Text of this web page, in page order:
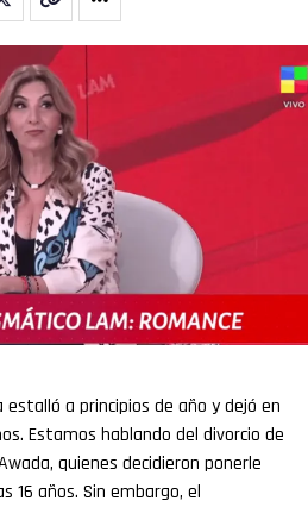
estalló a principios de año y dejó en
Estamos hablando del divorcio de
quienes decidieron ponerle
16 años. Sin embargo, el